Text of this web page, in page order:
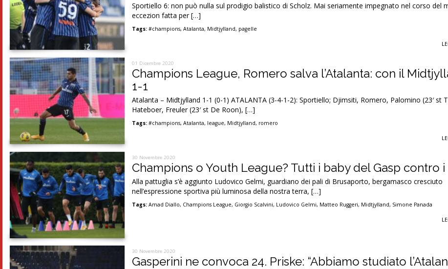
Sportiello 6: non può nulla sul prodigio balistico di Scholz. Mai seriamente impegnato nel corso del
eccezion fatta per […]
Tags: #champions,Atalanta, Midtjylland, pagelle
01 Dicembre 2020
Champions League, Romero salva l’Atalanta: con il
1-1
Atalanta – Midtjylland 1-1 (0-1) ATALANTA (3-4-1-2): Sportiello; Djimsiti, Romero, Palomino (23′ st
Hateboer, Freuler (23′ st De Roon), […]
Tags: #champions,Atalanta, league, Midtjylland, romero
30 Novembre 2020
Champions o Youth League? Tutti i baby del Gasp contro i
Alla pattuglia s’è aggiunto Ludovico Gelmi, guardiano dei pali di Brusaporto, bergamasco cresciuto
nell’espressione sportiva più luminosa della nostra terra, […]
Tags: Amad Diallo, Champions League, Giorgio Scalvini, Ludovico Gelmi, Matteo Ruggeri, Midtjylland, Simone Panada
30 Novembre 2020
Gasperini ne convoca 24. Priske: “Abbiamo studiato